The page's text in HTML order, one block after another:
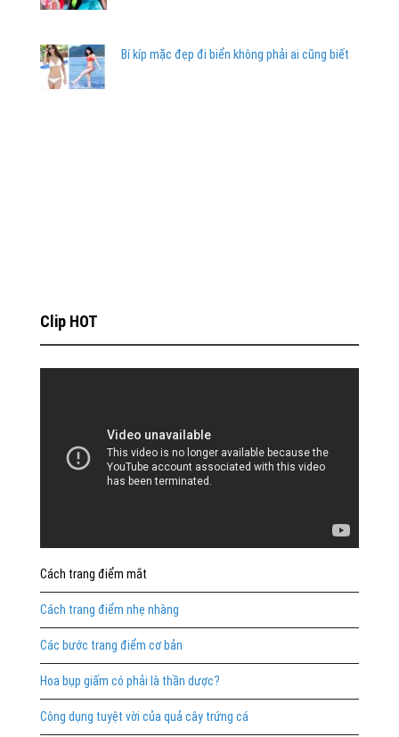
Bí kíp mặc đẹp đi biển không phải ai cũng biết
Clip HOT
Cách trang điểm mắt
Cách trang điểm nhẹ nhàng
Các bước trang điểm cơ bản
Hoa bụp giấm có phải là thần dược?
Công dụng tuyệt vời của quả cây trứng cá